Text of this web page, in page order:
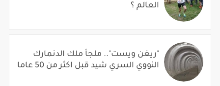
العالم ؟
"ريغن ويست".. ملجأ ملك الدنمارك
النووي السري شيد قبل اكثر من 50 عاما